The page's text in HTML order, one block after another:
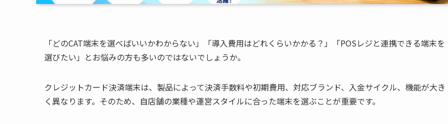
「どのCAT端末を選べばいいかわからない」「導入費用はどれくらいかかる？」「POSレジと連携できる端末を
選びたい」とお悩みの方も多いのではないでしょうか。
クレジットカード決済端末は、製品によって決済手数料や初期費用、対応ブランド、入金サイクル、機能が大き
く異なります。そのため、自店舗の業種や運営スタイルに合った端末を選ぶことが重要です。